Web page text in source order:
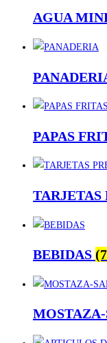
AGUA
PAPAS
TARJETAS
BEBIDAS